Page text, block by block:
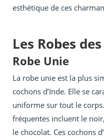
esthétique de ces
Les Robes
Robe Unie
La robe unie est la plus
cochons d’Inde. Elle se
uniforme sur tout le
fréquentes incluent le
le chocolat. Ces cochons